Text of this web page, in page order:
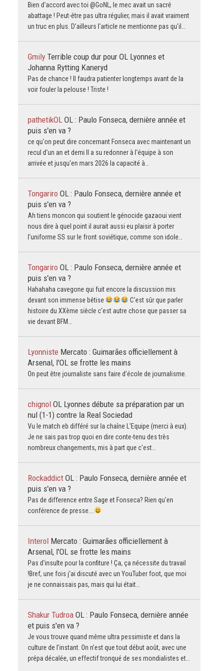
Bien d'accord avec toi @GoNL, le mec avait un sacré
abattage ! Peut-être pas ultra régulier, mais il avait vraiment
un truc en plus. D'ailleurs l'article ne mentionne pas qu'il…
Gmily Terrible coup dur pour OL Lyonnes et
Johanna Rytting Kaneryd
Pas de chance ! Il faudra patienter longtemps avant de la
voir fouler la pelouse ! Triste !
pathetikOL OL : Paulo Fonseca, dernière année et
puis s'en va ?
ce qu'on peut dire concernant Fonseca avec maintenant un
recul d'un an et demi Il a su redonner à l'équipe à son
arrivée et jusqu'en mars 2026 la capacité à…
Tongariro OL : Paulo Fonseca, dernière année et
puis s'en va ?
Ah tiens moncon qui soutient le génocide gazaoui vient
nous dire à quel point il aurait aussi eu plaisir à porter
l'uniforme SS sur le front soviétique, comme son idole…
Tongariro OL : Paulo Fonseca, dernière année et
puis s'en va ?
Hahahaha cavegone qui fuit encore la discussion mis
devant son immense bêtise
C'est sûr que parler
histoire du XXème siècle c'est autre chose que passer sa
vie devant BFM…
Lyonniste Mercato : Guimarães officiellement à
Arsenal, l'OL se frotte les mains
On peut être journaliste sans faire d'école de journalisme.
chignol OL Lyonnes débute sa préparation par un
nul (1-1) contre la Real Sociedad
Vu le match eb différé sur la chaîne L'Equipe (merci à eux).
Je ne sais pas trop quoi en dire conte-tenu des très
nombreux changements, mis à part que c'est…
Rockaddict OL : Paulo Fonseca, dernière année et
puis s'en va ?
Pas de difference entre Sage et Fonseca? Rien qu'en
conférence de presse....
Interol Mercato : Guimarães officiellement à
Arsenal, l'OL se frotte les mains
Pas d'insulte pour la confiture ! Ça, ça nécessite du travail
!Bref, une fois j'ai discuté avec un YouTuber foot, que moi
je ne connaissais pas, mais qui lui était…
Shakur Tudroa OL : Paulo Fonseca, dernière année
et puis s'en va ?
Je vous trouve quand même ultra pessimiste et dans la
culture de l’instant. On n’est que tout début août, avec une
prépa décalée, un effectif tronqué de ses mondialistes et…